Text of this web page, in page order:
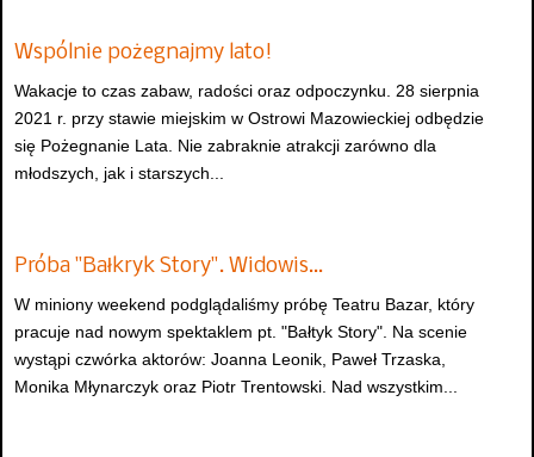
Wspólnie pożegnajmy lato!
Wakacje to czas zabaw, radości oraz odpoczynku. 28 sierpnia
2021 r. przy stawie miejskim w Ostrowi Mazowieckiej odbędzie
się Pożegnanie Lata. Nie zabraknie atrakcji zarówno dla
młodszych, jak i starszych...
Próba "Bałkryk Story". Widowis…
W miniony weekend podglądaliśmy próbę Teatru Bazar, który
pracuje nad nowym spektaklem pt. "Bałtyk Story". Na scenie
wystąpi czwórka aktorów: Joanna Leonik, Paweł Trzaska,
Monika Młynarczyk oraz Piotr Trentowski. Nad wszystkim...